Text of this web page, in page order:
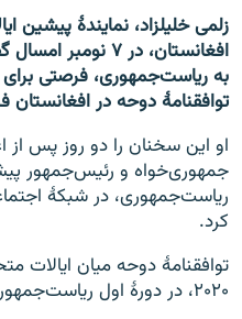
همۀ سایت‌های رادیو آزادی/
زلمی خلیلزاد، نمایندۀ پیشین
افغانستان، در ۷
به ریاست‌جمهوری، فرصتی
توافقنامۀ دوحه در
او این سخنان را دو روز پس از
جمهوری‌خواه و رئیس‌جمهور
ریاست‌جمهوری، در شبکۀ
کرد.
۲۰۲۰، در دورۀ اول ریاست‌جمهوری ترمپ به امضا رسید.